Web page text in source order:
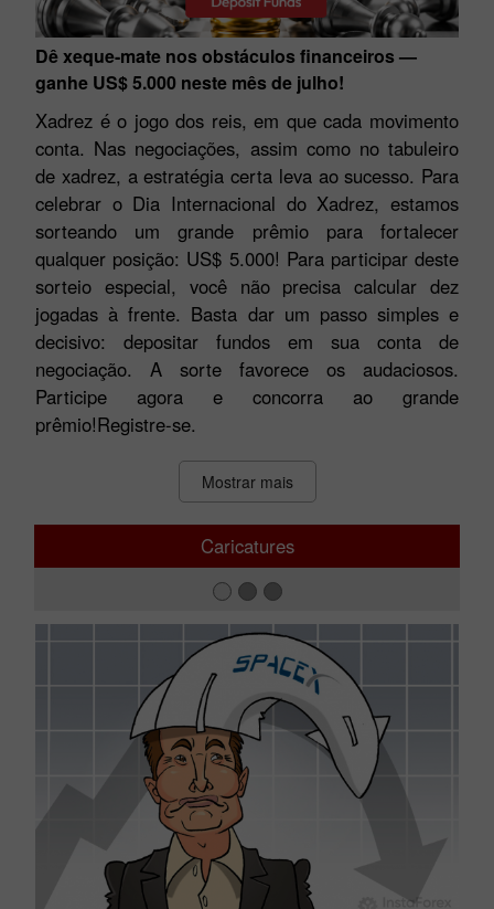
Dê xeque-mate nos obstáculos financeiros —
ganhe US$ 5.000 neste mês de julho!
Xadrez é o jogo dos reis, em que cada movimento
conta. Nas negociações, assim como no tabuleiro
de xadrez, a estratégia certa leva ao sucesso. Para
celebrar o Dia Internacional do Xadrez, estamos
sorteando um grande prêmio para fortalecer
qualquer posição: US$ 5.000! Para participar deste
sorteio especial, você não precisa calcular dez
jogadas à frente. Basta dar um passo simples e
decisivo: depositar fundos em sua conta de
negociação. A sorte favorece os audaciosos.
Participe agora e concorra ao grande
prêmio!Registre-se.
Mostrar mais
Caricatures